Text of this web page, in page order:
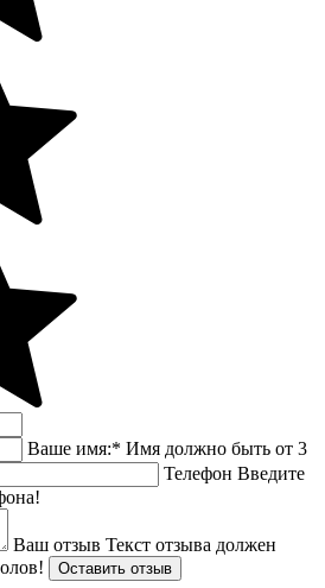
Ваше имя:* Имя должно быть от 3
Телефон Введите
Ваш отзыв Текст отзыва должен
Оставить отзыв